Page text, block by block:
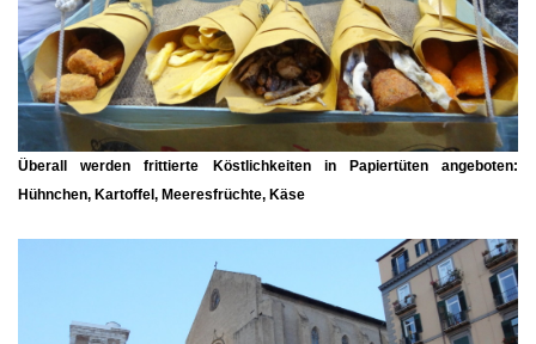
Überall werden frittierte Köstlichkeiten in Papiertüten angeboten:
Hühnchen, Kartoffel, Meeresfrüchte, Käse